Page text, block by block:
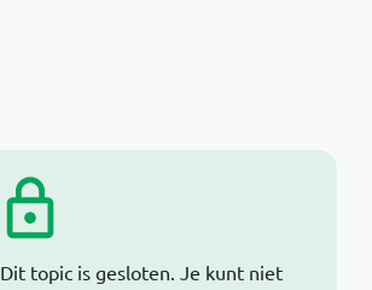
Dit topic is gesloten. Je kunt niet